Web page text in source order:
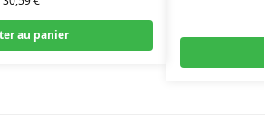
au panier